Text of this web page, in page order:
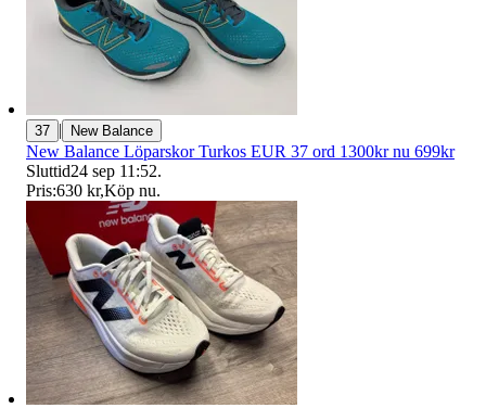
37 | New Balance
New Balance Löparskor Turkos EUR 37 ord 1300kr nu 699kr
Sluttid24 sep 11:52.
Pris:630 kr,Köp nu.